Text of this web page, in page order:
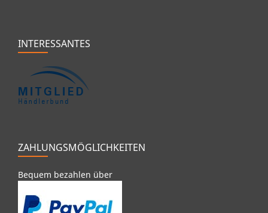
INTERESSANTES
ZAHLUNGSMÖGLICHKEITEN
Bequem bezahlen über